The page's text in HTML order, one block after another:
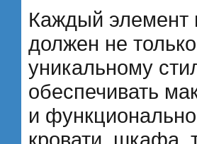
Каждый элемент
должен не
уникальному
обеспечивать
и